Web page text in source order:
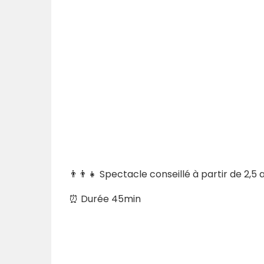
👨‍👨‍👧 Spectacle conseillé à partir de 2,5
⏰ Durée 45min